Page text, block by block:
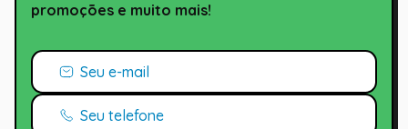
promoções e muito mais!